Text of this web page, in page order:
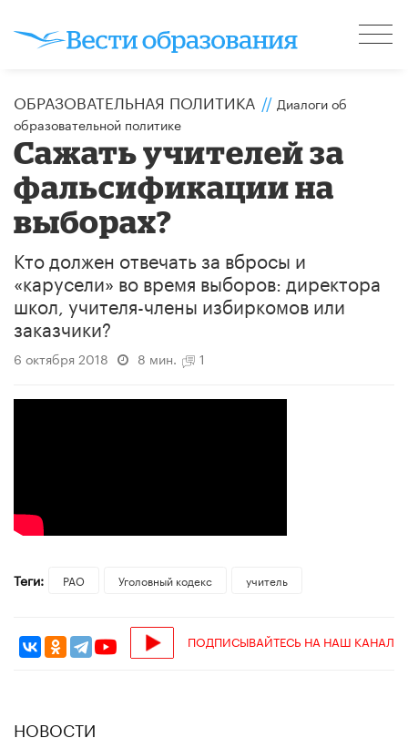
ОБРАЗОВАТЕЛЬНАЯ ПОЛИТИКА // Диалоги об
образовательной политике
Сажать учителей за
фальсификации на
выборах?
Кто должен отвечать за вбросы и
«карусели» во время выборов: директора
школ, учителя-члены избиркомов или
заказчики?
6 октября 2018 8 мин. 1
Теги: РАО Уголовный кодекс учитель
ПОДПИСЫВАЙТЕСЬ НА НАШ КАНАЛ
НОВОСТИ